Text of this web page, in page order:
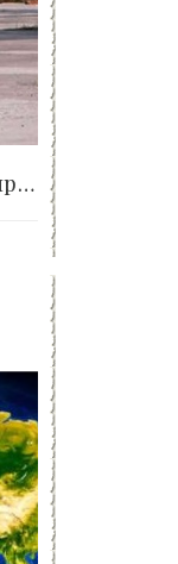
Почему в СССР отказались от производства..